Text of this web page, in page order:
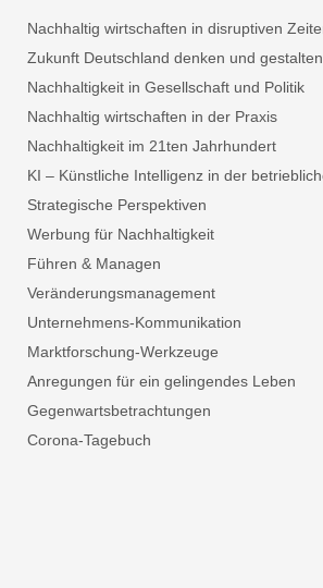
Nachhaltig wirtschaften in disruptiven
Zukunft Deutschland denken und gestalten
Nachhaltigkeit in Gesellschaft und Politik
Nachhaltig wirtschaften in der Praxis
Nachhaltigkeit im 21ten Jahrhundert
KI – Künstliche Intelligenz in der
Strategische Perspektiven
Werbung für Nachhaltigkeit
Führen & Managen
Veränderungsmanagement
Unternehmens-Kommunikation
Marktforschung-Werkzeuge
Anregungen für ein gelingendes Leben
Gegenwartsbetrachtungen
Corona-Tagebuch